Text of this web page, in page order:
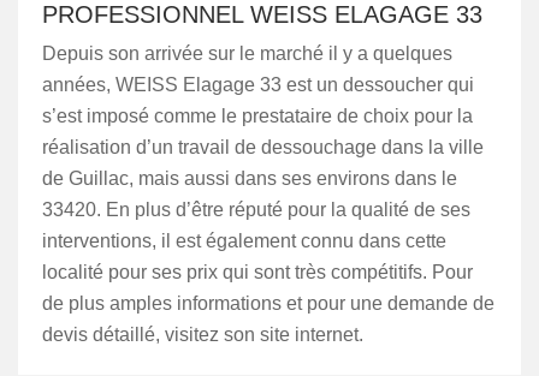
PROFESSIONNEL WEISS ELAGAGE 33
Depuis son arrivée sur le marché il y a quelques
années, WEISS Elagage 33 est un dessoucher qui
s’est imposé comme le prestataire de choix pour la
réalisation d’un travail de dessouchage dans la ville
de Guillac, mais aussi dans ses environs dans le
33420. En plus d’être réputé pour la qualité de ses
interventions, il est également connu dans cette
localité pour ses prix qui sont très compétitifs. Pour
de plus amples informations et pour une demande de
devis détaillé, visitez son site internet.